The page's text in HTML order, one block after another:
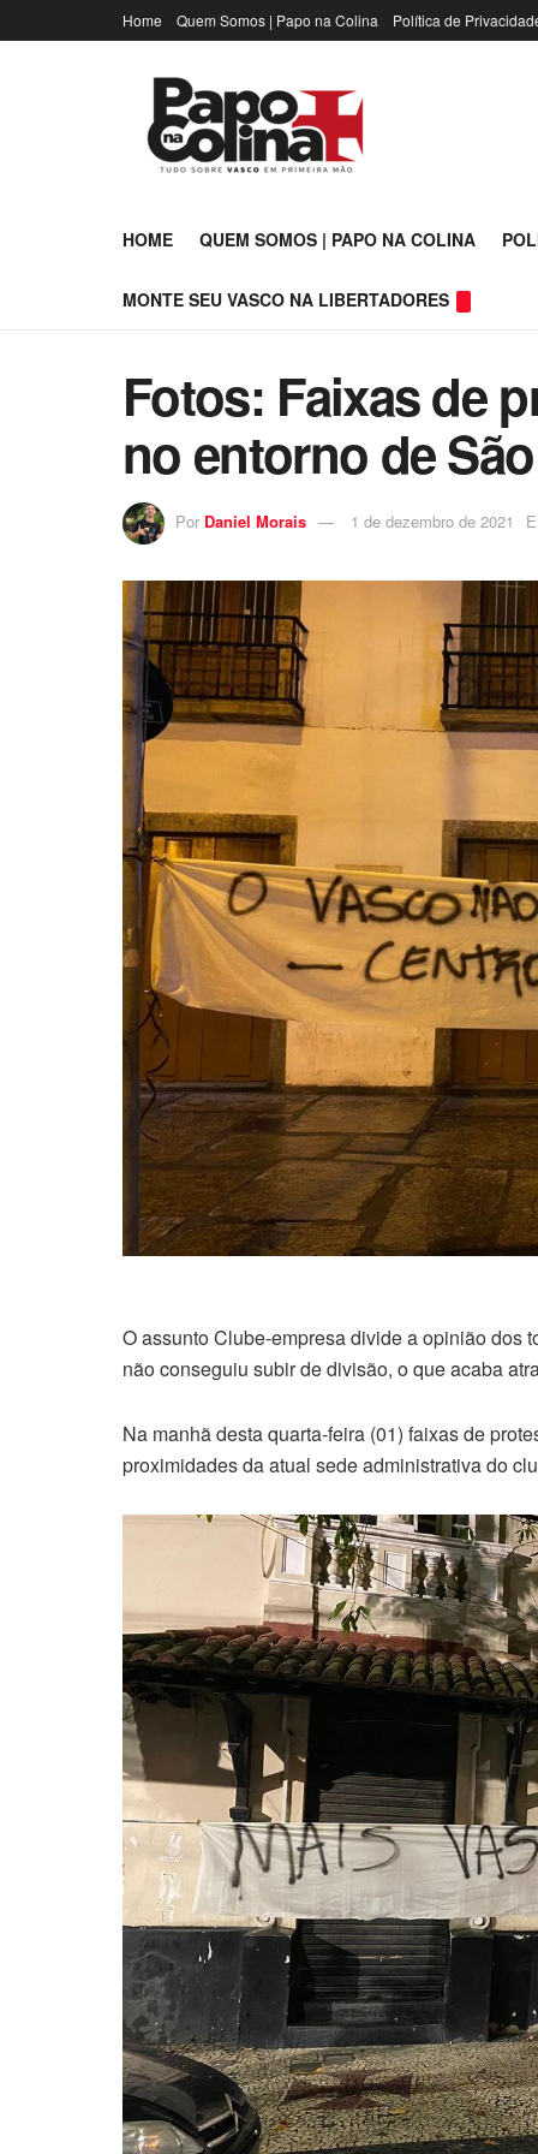
Home Quem Somos | Papo na Colina Política de
HOME QUEM SOMOS | PAPO NA COLINA
MONTE SEU VASCO NA LIBERTADORES
Fotos: Faixas de
no entorno de
Por Daniel Morais 1 de dezembro de 2021
O assunto Clube-empresa divide a opinião dos
não conseguiu subir de divisão, o que acaba
Na manhã desta quarta-feira (01) faixas de
proximidades da atual sede administrativa do